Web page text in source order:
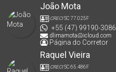
João Mota
CRECISC 77.025F
+55 (47) 99190-3086
dlimamota@icloud.com
Página do Corretor
Raquel Vieira
CRECISC 65.486F